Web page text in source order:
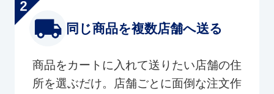
同じ商品を複数店舗へ送る
商品をカートに入れて送りたい店舗の住
所を選ぶだけ。店舗ごとに面倒な注文作